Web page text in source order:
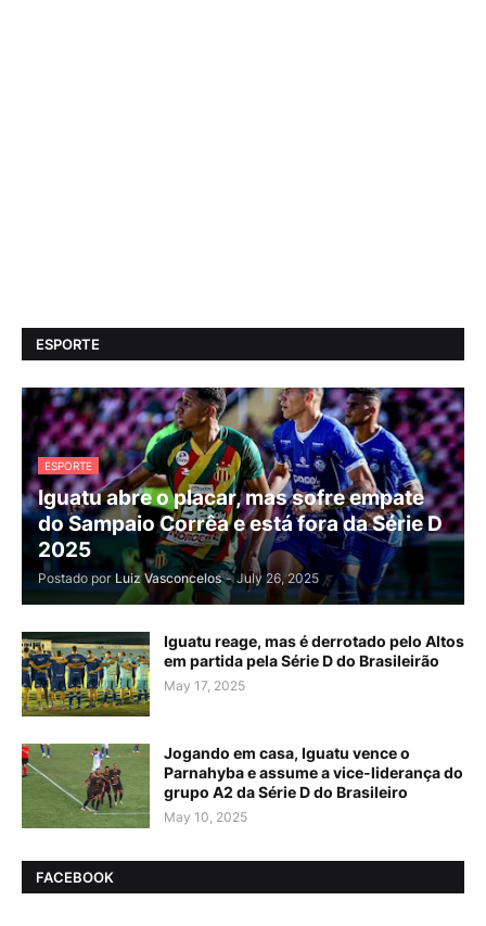
ESPORTE
ESPORTE
Iguatu abre o placar, mas sofre empate
do Sampaio Corrêa e está fora da Série D
2025
Postado por Luiz Vasconcelos - July 26, 2025
Iguatu reage, mas é derrotado pelo Altos
em partida pela Série D do Brasileirão
May 17, 2025
Jogando em casa, Iguatu vence o
Parnahyba e assume a vice-liderança do
grupo A2 da Série D do Brasileiro
May 10, 2025
FACEBOOK